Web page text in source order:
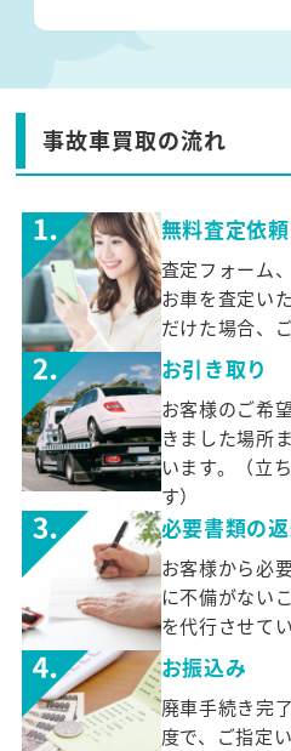
事故車買取の流れ
無料査定依頼
査定フォーム
お車を査定い
だけた場合、
お引き取り
お客様のご希
きました場所
います。（立
す）
必要書類の
お客様から必
に不備がない
を代行させて
お振込み
廃車手続き完
度で、ご指定